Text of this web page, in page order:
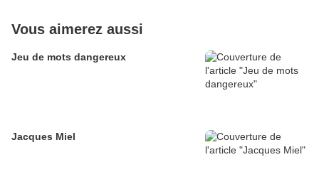
Vous aimerez aussi
Jeu de mots dangereux
Jacques Miel